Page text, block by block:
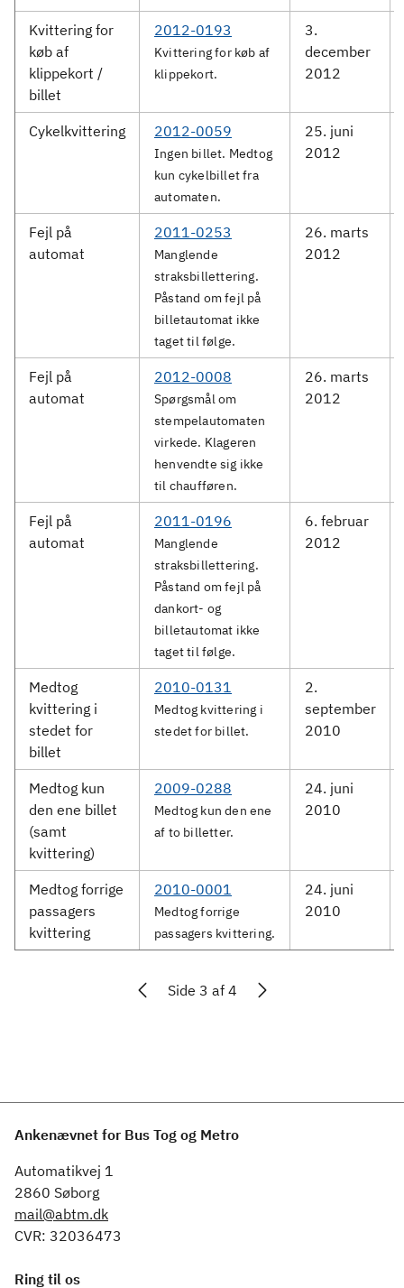
Kvittering for
køb af
klippekort /
billet
2012-0193
Kvittering for køb af
klippekort.
3.
december
2012
Cykelkvittering 2012-0059
Ingen billet. Medtog
kun cykelbillet fra
automaten.
25. juni
2012
Fejl på
automat
2011-0253
Manglende
straksbillettering.
Påstand om fejl på
billetautomat ikke
taget til følge.
26. marts
2012
Fejl på
automat
2012-0008
Spørgsmål om
stempelautomaten
virkede. Klageren
henvendte sig ikke
til chaufføren.
26. marts
2012
Fejl på
automat
2011-0196
Manglende
straksbillettering.
Påstand om fejl på
dankort- og
billetautomat ikke
taget til følge.
6. februar
2012
Medtog
kvittering i
stedet for
billet
2010-0131
Medtog kvittering i
stedet for billet.
2.
september
2010
Medtog kun
den ene billet
(samt
kvittering)
2009-0288
Medtog kun den ene
af to billetter.
24. juni
2010
Medtog forrige
passagers
kvittering
2010-0001
Medtog forrige
passagers kvittering.
24. juni
2010
Side 3 af 4
Ankenævnet for Bus Tog og Metro
Automatikvej 1
2860 Søborg
mail@abtm.dk
CVR: 32036473
Ring til os